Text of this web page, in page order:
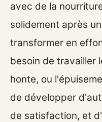
avec de la
solidement après
transformer en
besoin de travailler
honte, ou
de développer
de satisfaction, et